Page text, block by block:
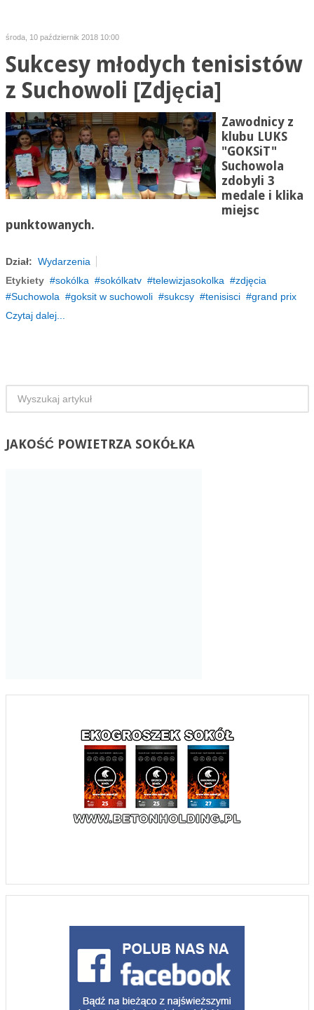
środa, 10 październik 2018 10:00
Sukcesy młodych tenisistów
z Suchowoli [Zdjęcia]
Zawodnicy z
klubu LUKS
"GOKSiT"
Suchowola
zdobyli 3
medale i klika
miejsc
punktowanych.
Dział: Wydarzenia
Etykiety
sokólka sokólkatv telewizjasokolka
zdjęcia
Suchowola
goksit w suchowoli sukcsy tenisisci
grand prix
Czytaj dalej...
JAKOŚĆPOWIETRZA SOKÓŁKA